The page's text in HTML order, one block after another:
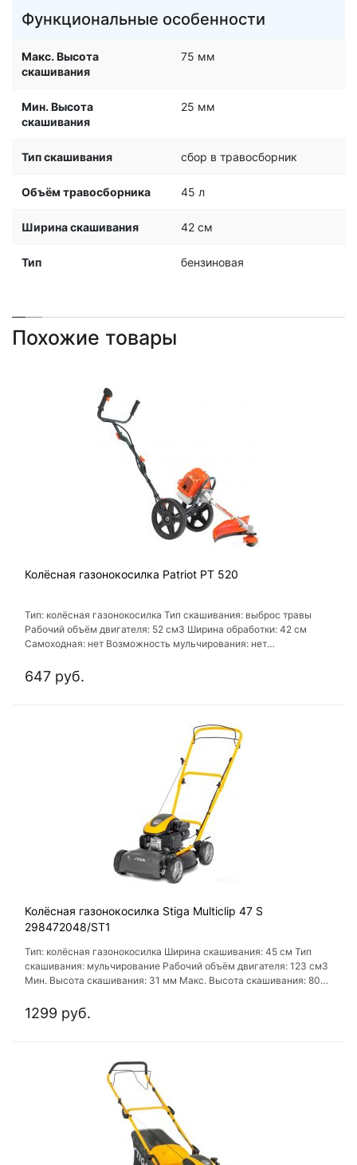
Функциональные особенности
Макс. Высота
скашивания
75 мм
Мин. Высота
скашивания
25 мм
Тип скашивания сбор в травосборник
Объём травосборника 45 л
Ширина скашивания 42 см
Тип бензиновая
Похожие товары
Колёсная газонокосилка Patriot PT 520
Тип: колёсная газонокосилка Тип скашивания: выброс травы
Рабочий объём двигателя: 52 см3 Ширина обработки: 42 см
Самоходная: нет Возможность мульчирования: нет
647 руб.
Колёсная газонокосилка Stiga Multiclip 47 S
298472048/ST1
Тип: колёсная газонокосилка Ширина скашивания: 45 см Тип
скашивания: мульчирование Рабочий объём двигателя: 123 см3
Мин. Высота скашивания: 31 мм Макс. Высота скашивания: 80
1299 руб.